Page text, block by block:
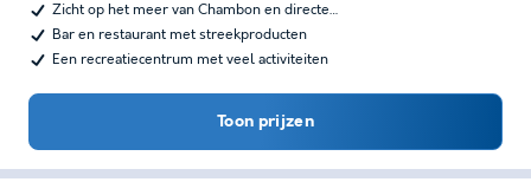
Zicht op het meer van Chambon en directe…
Bar en restaurant met streekproducten
Een recreatiecentrum met veel activiteiten
Toon prijzen